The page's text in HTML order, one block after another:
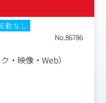
係部署との連携を
勤なし
No.86786
・映像・Web）